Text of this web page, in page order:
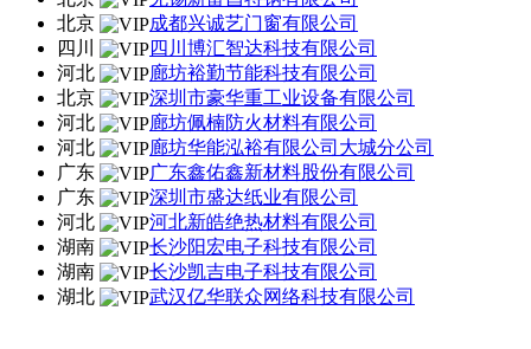
北京
成都兴诚艺门窗有限公司
四川
四川博汇智达科技有限公司
河北
廊坊裕勤节能科技有限公司
北京
深圳市豪华重工业设备有限公司
河北
廊坊佩楠防火材料有限公司
河北
廊坊华能泓裕有限公司大城分公司
广东
广东鑫佑鑫新材料股份有限公司
广东
深圳市盛达纸业有限公司
河北
河北新皓绝热材料有限公司
湖南
长沙阳宏电子科技有限公司
湖南
长沙凯吉电子科技有限公司
湖北
武汉亿华联众网络科技有限公司